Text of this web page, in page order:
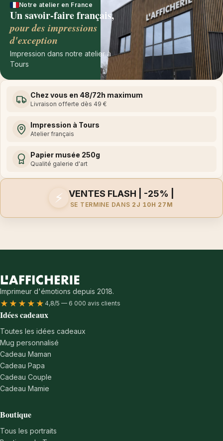
Notre atelier en France
Un savoir-faire français,
pour des impressions
d'exception
Impression dans notre atelier à
Tours
Chez vous en 48/72h maximum
Livraison offerte dès 49 €
Impression à Tours
Atelier français
Papier musée 250g
Qualité galerie d'art
⚡ VENTES FLASH | -25% |
SE TERMINE DANS 2J 10H 27M
Imprimeur d'émotions depuis 2018.
★★★★★ 4,8/5 — 6 000 avis clients
Idées cadeaux
Toutes les idées cadeaux
Mug personnalisé
Cadeau Maman
Cadeau Papa
Cadeau Couple
Cadeau Mamie
Boutique
Tous les portraits